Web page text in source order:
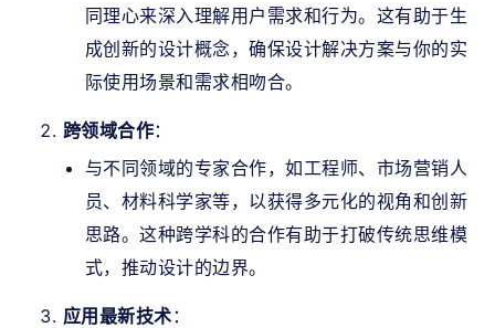
同理心来深入理解用户需求和行为。这有助于生
成创新的设计概念，确保设计解决方案与你的实
际使用场景和需求相吻合。
跨领域合作：
与不同领域的专家合作，如工程师、市场营销人
员、材料科学家等，以获得多元化的视角和创新
思路。这种跨学科的合作有助于打破传统思维模
式，推动设计的边界。
应用最新技术 ：